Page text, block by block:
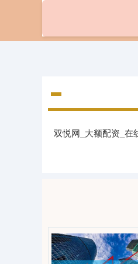
双悦网_大额配资_在